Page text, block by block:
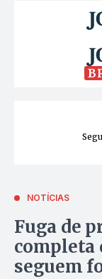
NOTÍCIAS
Fuga de
completa
seguem